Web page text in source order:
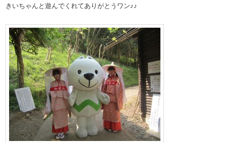
きいちゃんと遊んでくれてありがとうワン♪♪